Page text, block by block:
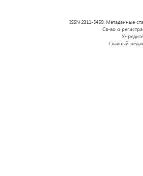
ISSN 2311-5459. Метаданные
Св-во о
Главный